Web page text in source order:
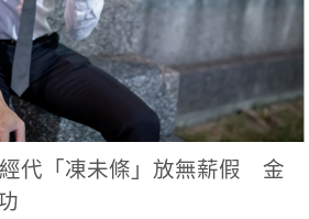
代「凍未條」放無薪假 金